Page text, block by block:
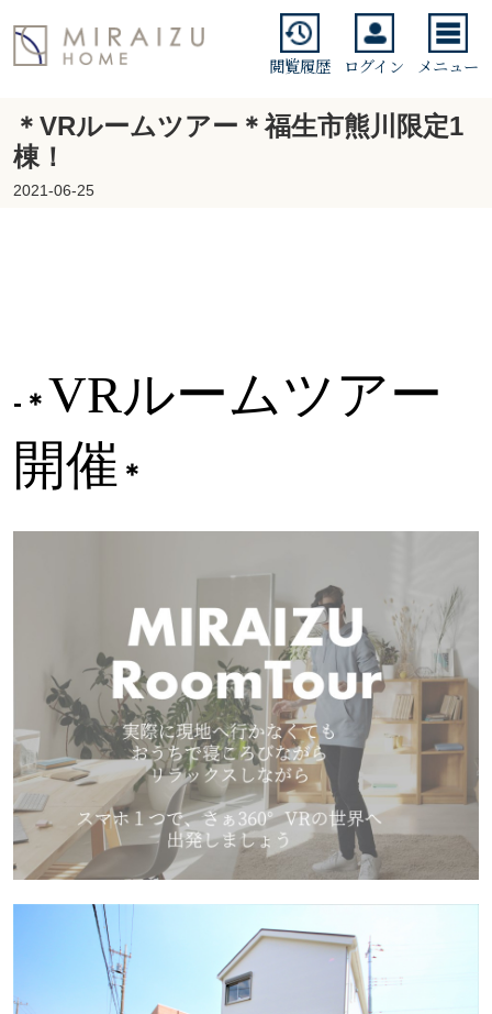
閲覧履歴 ログイン メニュー
＊VRルームツアー＊福生市熊川限定1
棟！
2021-06-25
-＊ VRルームツアー
開催 ＊